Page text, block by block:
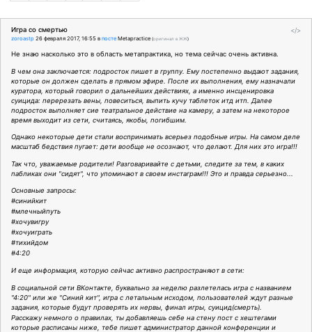
</>
Игра со смертью
zoroastp 26 февраля 2017, 16:55 в посте Metapractice (оригинал в ЖЖ)
Не знаю насколько это в область метапрактика, но тема сейчас очень активна.
В чем она заключается: подросток пишет в группу. Ему постепенно выдают задания,
которые он должен сделать в прямом эфире. После их выполнения, ему назначали
куратора, который говорил о дальнейших действиях, а именно инсценировка
суицида: перерезать вены, повеситься, выпить кучу таблеток итд итп. Далее
подросток выполняет сие театральное действие на камеру, а затем на некоторое
время выходит из сети, считаясь, якобы, погибшим.
Однако некоторые дети стали воспринимать всерьез подобные игры. На самом деле
масштаб бедствия пугает: дети вообще не осознают, что делают. Для них это игра!!!
Так что, уважаемые родители! Разговаривайте с детьми, следите за тем, в каких
пабликах они "сидят", что упоминают в своем инстаграм!!! Это и правда серьезно...
Основные запросы:
#синийкит
#млечныйпуть
#хочувигру
#хочуиграть
#тихийдом
#4:20
И еще информация, которую сейчас активно распространяют в сети:
В социальной сети ВКонтакте, буквально за неделю разлетелась игра с названием
"4:20" или же "Синий кит", игра с летальным исходом, пользователей ждут разные
задания, которые будут проверять их нервы, финал игры, суицид(смерть).
Расскажу немного о правилах, ты добавляешь себе на стену пост с хештегами
которые расписаны ниже, тебе пишет администратор данной конференции и